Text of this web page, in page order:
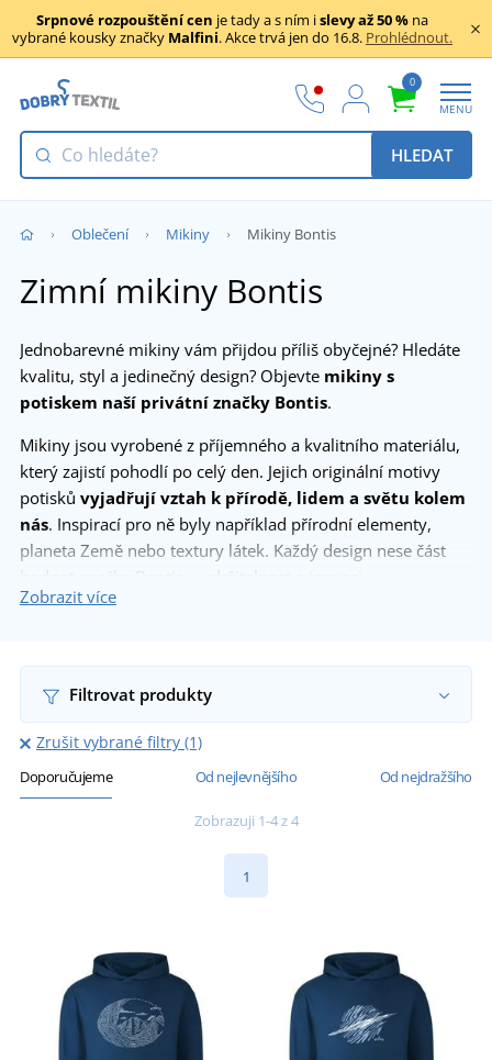
Srpnové rozpouštění cen je tady a s ním islevy až 50 % na
vybrané kousky značky Malfini. Akce trvá jen do 16.8. Prohlédnout.
0
MENU
HLEDAT
Oblečení Mikiny Mikiny Bontis
Zimní mikiny Bontis
Jednobarevné mikiny vám přijdou příliš obyčejné? Hledáte
kvalitu, styl a jedinečný design? Objevte mikiny s
potiskem naší privátní značky Bontis.
Mikiny jsou vyrobené z příjemného a kvalitního materiálu,
který zajistí pohodlí po celý den. Jejich originální motivy
potisků vyjadřují vztah k přírodě, lidem a světu kolem
nás. Inspirací pro ně byly například přírodní elementy,
planeta Země nebo textury látek. Každý design nese část
hodnot značky Bontis – udržitelnost a inovaci.
Zobrazit více
Filtrovat produkty
Zrušit vybrané filtry (1)
Doporučujeme Od nejlevnějšího Od nejdražšího
Zobrazuji 1-4 z 4
1